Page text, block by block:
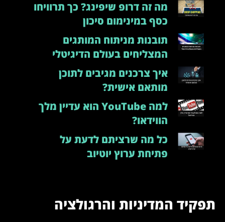
מה זה דרופ שיפינג? כך תרוויחו
כסף במינימום סיכון
תובנות מניתוח המותגים
המצליחים בעולם הדיגיטלי
איך צרכנים מגיבים לתוכן
מותאם אישית?
למה YouTube הוא עדיין מלך
הווידאו?
כל מה שרציתם לדעת על
פתיחת ערוץ יוטיוב
המדיניות והרגולציה